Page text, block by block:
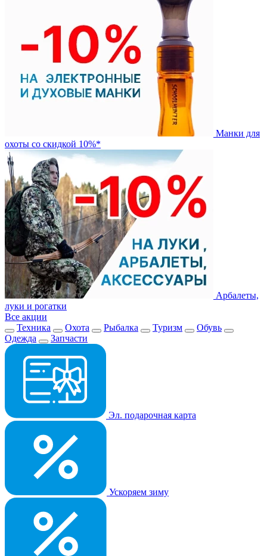
Манки для
охоты со скидкой 10%*
Арбалеты,
луки и рогатки
Все акции
Техника
Охота Рыбалка Туризм
Обувь
Одежда
Запчасти
Эл. подарочная карта
Ускоряем зиму